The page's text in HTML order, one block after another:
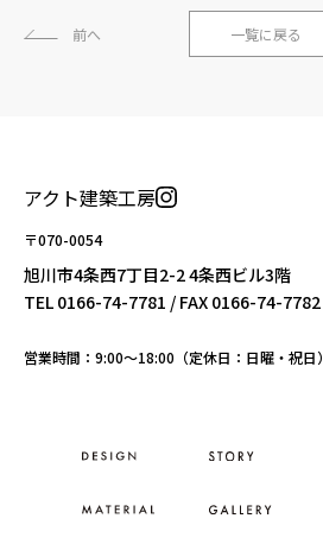
前へ 一覧に戻る
アクト建築工房
〒070-0054
旭川市4条西7丁目2-2 4条西ビル3階
TEL 0166-74-7781 / FAX 0166-74-7782
営業時間：9:00〜18:00（定休日：日曜・祝日）